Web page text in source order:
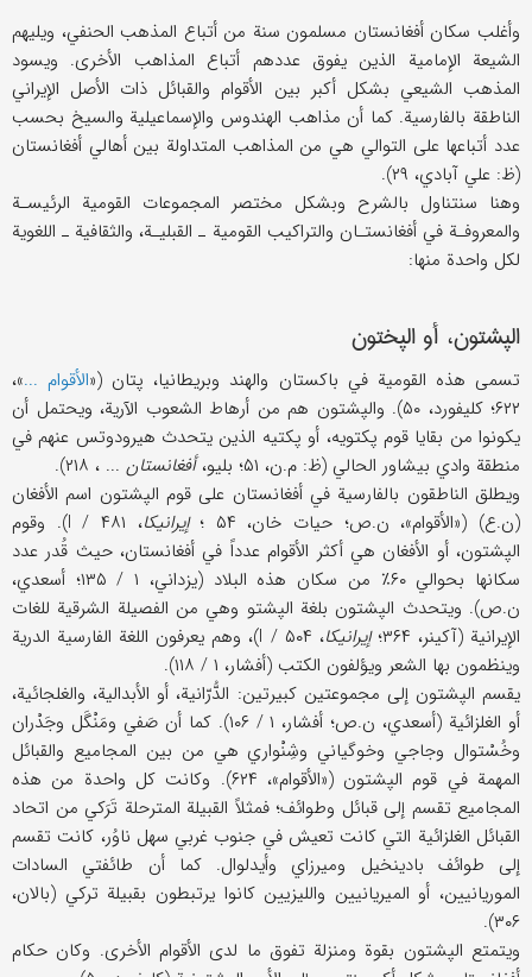
وأغلب سكان أفغانستان مسلمون سنة من أتباع المذهب الحنفي، ويليهم
الشيعة الإمامية الذين يفوق عددهم أتباع المذاهب الأخرى. ويسود
المذهب الشيعي بشكل أكبر بين الأقوام والقبائل ذات الأصل الإيراني
الناطقة بالفارسية. كما أن مذاهب الهندوس والإسماعيلية والسيخ بحسب
عدد أتباعها على التوالي هي من المذاهب المتداولة بين أهالي أفغانستان
(ظ: علي آبادي، ۲۹).
وهنا سنتناول بالشرح وبشكل مختصر المجموعات القومية الرئيسـة
والمعروفـة في أفغانستـان والتراكيب القومية ـ القبليـة، والثقافية ـ اللغوية
لكل واحدة منها:
الپشتون، أو الپختون
تسمى هذه القومية في باكستان والهند وبريطانيا، پتان («الأقوام ...»،
۶۲۲؛ كليفورد، ۵۰). والپشتون هم من أرهاط الشعوب الآرية، ويحتمل أن
يكونوا من بقايا قوم پكتويه، أو پكتيه الذين يتحدث هيرودوتس عنهم في
منطقة وادي بيشاور الحالي (ظ: م.ن، ۵۱؛ بليو،
أفغانستان ... ، ۲۱۸).
ويطلق الناطقون بالفارسية في أفغانستان على قوم الپشتون اسم الأفغان
(ن.ع) («الأقوام»، ن.ص؛ حيات خان، ۵۴ ؛
إيرانيكا
، I / ۴۸۱). وقوم
الپشتون، أو الأفغان هي أكثر الأقوام عدداً في أفغانستان، حيث قُدر عدد
سكانها بحوالي ۶۰٪ من سكان هذه البلاد (يزداني، ۱ / ۱۳۵؛ أسعدي،
ن.ص). ويتحدث الپشتون بلغة الپشتو وهي من الفصيلة الشرقية للغات
الإيرانية (آكينر، ۳۶۴؛
إيرانيكا
، I / ۵۰۴)، وهم يعرفون اللغة الفارسية الدرية
وينظمون بها الشعر ويؤلفون الكتب (أفشار، ۱ / ۱۱۸).
يقسم الپشتون إلى مجموعتين كبيرتين: الدُّرّانية، أو الأبدالية، والغلجائية،
أو الغلزائية (أسعدي، ن.ص؛ أفشار، ۱ / ۱۰۶). كما أن صَفي ومَنْگَل وجَدْران
وخُسْتوال وجاجي وخوگياني وشِنْواري هي من بين المجاميع والقبائل
المهمة في قوم الپشتون («الأقوام»، ۶۲۴). وكانت كل واحدة من هذه
المجاميع تقسم إلى قبائل وطوائف؛ فمثلاً القبيلة المترحلة تَرَكي من اتحاد
القبائل الغلزائية التي كانت تعيش في جنوب غربي سهل ناوُر، كانت تقسم
إلى طوائف بادينخيل وميرزاي وأيدلوال. كما أن طائفتي السادات
الموريانيين، أو الميريانيين والليزيين كانوا يرتبطون بقبيلة تركي (بالان،
۳۰۶).
ويتمتع الپشتون بقوة ومنزلة تفوق ما لدى الأقوام الأخرى. وكان حكام